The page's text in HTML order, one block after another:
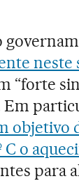
neste
“forte
objetivo
o
para